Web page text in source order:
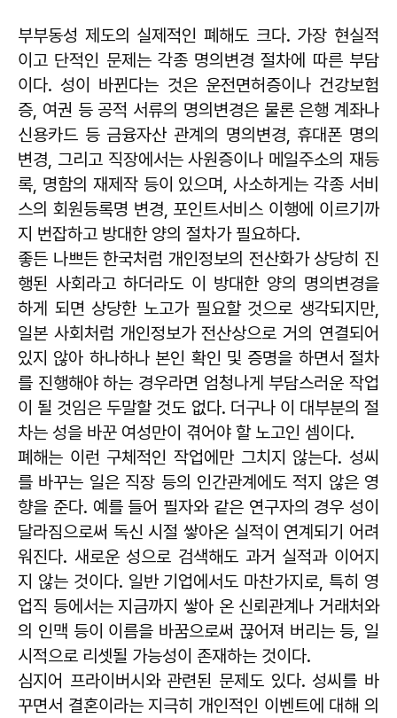
부부동성 제도의 실제적인 폐해도 크다. 가장 현실적
이고 단적인 문제는 각종 명의변경 절차에 따른 부담
이다. 성이 바뀐다는 것은 운전면허증이나 건강보험
증, 여권 등 공적 서류의 명의변경은 물론 은행 계좌나
신용카드 등 금융자산 관계의 명의변경, 휴대폰 명의
변경, 그리고 직장에서는 사원증이나 메일주소의 재등
록, 명함의 재제작 등이 있으며, 사소하게는 각종 서비
스의 회원등록명 변경, 포인트서비스 이행에 이르기까
지 번잡하고 방대한 양의 절차가 필요하다.
좋든 나쁘든 한국처럼 개인정보의 전산화가 상당히 진
행된 사회라고 하더라도 이 방대한 양의 명의변경을
하게 되면 상당한 노고가 필요할 것으로 생각되지만,
일본 사회처럼 개인정보가 전산상으로 거의 연결되어
있지 않아 하나하나 본인 확인 및 증명을 하면서 절차
를 진행해야 하는 경우라면 엄청나게 부담스러운 작업
이 될 것임은 두말할 것도 없다. 더구나 이 대부분의 절
차는 성을 바꾼 여성만이 겪어야 할 노고인 셈이다.
폐해는 이런 구체적인 작업에만 그치지 않는다. 성씨
를 바꾸는 일은 직장 등의 인간관계에도 적지 않은 영
향을 준다. 예를 들어 필자와 같은 연구자의 경우 성이
달라짐으로써 독신 시절 쌓아온 실적이 연계되기 어려
워진다. 새로운 성으로 검색해도 과거 실적과 이어지
지 않는 것이다. 일반 기업에서도 마찬가지로, 특히 영
업직 등에서는 지금까지 쌓아 온 신뢰관계나 거래처와
의 인맥 등이 이름을 바꿈으로써 끊어져 버리는 등, 일
시적으로 리셋될 가능성이 존재하는 것이다.
심지어 프라이버시와 관련된 문제도 있다. 성씨를 바
꾸면서 결혼이라는 지극히 개인적인 이벤트에 대해 의